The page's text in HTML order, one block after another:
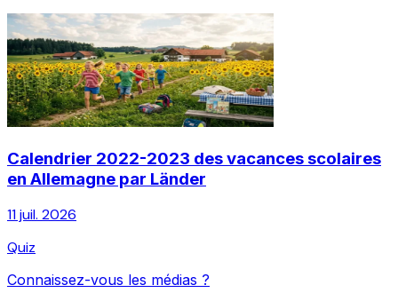
Calendrier 2022-2023 des vacances scolaires
en Allemagne par Länder
11 juil. 2026
Quiz
Connaissez-vous les médias ?